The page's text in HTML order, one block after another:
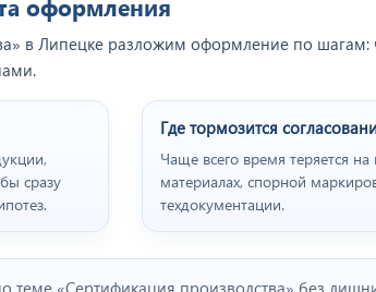
в Липецке разложим оформление по шагам:
сразу
Где тормозится
Чаще всего время теряется
материалах, спорной
техдокументации.
«Сертификация производства» без